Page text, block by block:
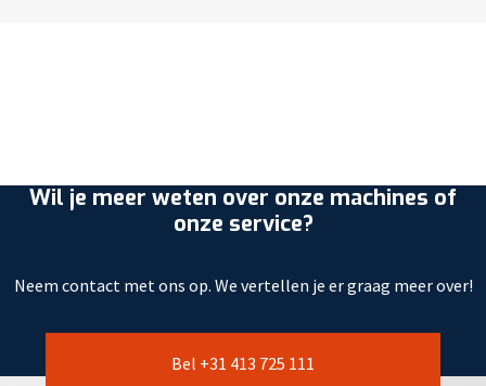
Wil je meer weten over onze machines of
onze service?
Neem contact met ons op. We vertellen je er graag meer over!
Bel +31 413 725 111